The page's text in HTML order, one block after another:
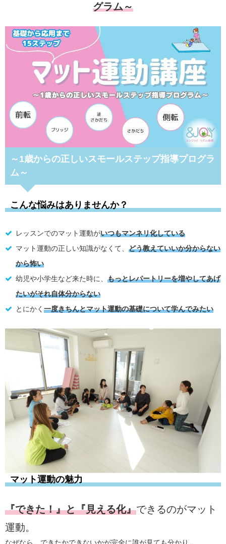
グラム～
～1歳からの正しいスモールステップ指導プログラ
ム～
こんな悩みはありませんか？
レッスンでのマット運動がいつもマンネリ化している
マット運動の正しい知識がなくて、 どう教えていいか分からない
から怖い
幼児や小学生など来た時に、 もっとレパートリーを増やしてあげ
たいがそれ自体分からない
とにかく 一度きちんとマット運動の基礎について学んでみたい
マット運動の魅力
『できた！』と『見える化』できるのがマット
運動。
なぜなら、できたかできないかが完全に誰が見ても分かり、